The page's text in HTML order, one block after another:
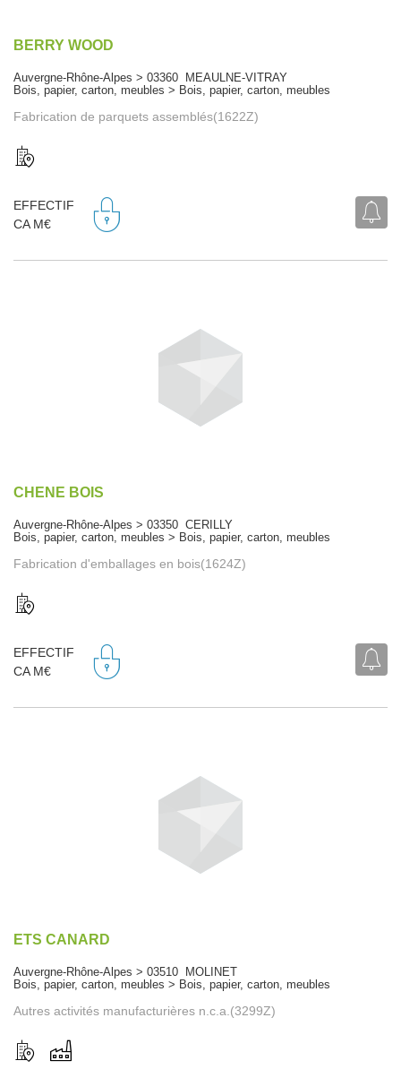
BERRY WOOD
Auvergne-Rhône-Alpes > 03360 MEAULNE-VITRAY
Bois, papier, carton, meubles > Bois, papier, carton, meubles
Fabrication de parquets assemblés(1622Z)
EFFECTIF
CA M€
CHENE BOIS
Auvergne-Rhône-Alpes > 03350 CERILLY
Bois, papier, carton, meubles > Bois, papier, carton, meubles
Fabrication d'emballages en bois(1624Z)
EFFECTIF
CA M€
ETS CANARD
Auvergne-Rhône-Alpes > 03510 MOLINET
Bois, papier, carton, meubles > Bois, papier, carton, meubles
Autres activités manufacturières n.c.a.(3299Z)